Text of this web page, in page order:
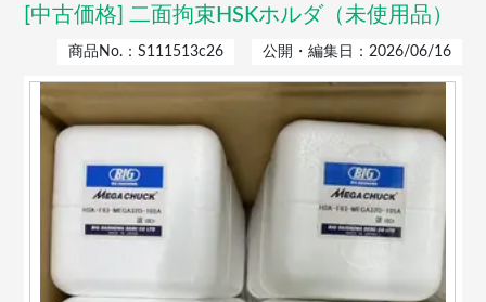
[中古価格] 二面拘束HSKホルダ（未使用品）
商品No.：S111513c26 公開・編集日：2026/06/16